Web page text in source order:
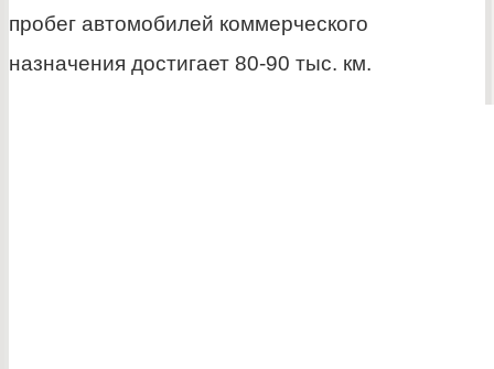
пробег автомобилей коммерческого
назначения достигает 80-90 тыс. км.